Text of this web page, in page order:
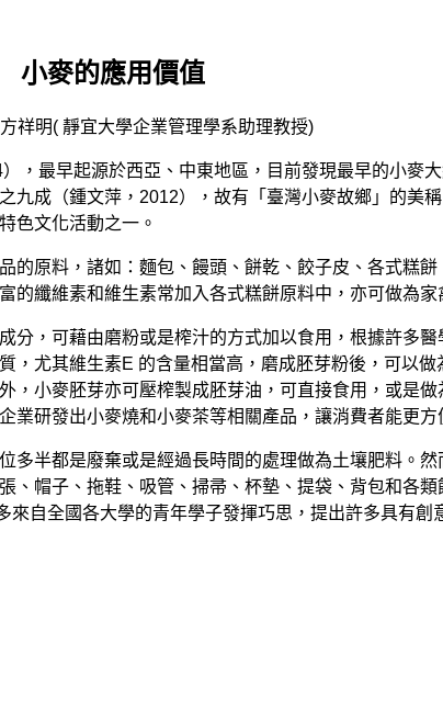
小麥的應用價值
明( 靜宜大學企業管理學系助理教授)
，最早起源於西亞、中東地區，目前發現最早的小麥
成（鍾文萍，2012），故有「臺灣小麥故鄉」的美
色文化活動之一。
原料，諸如：麵包、饅頭、餅乾、餃子皮、各式糕
纖維素和維生素常加入各式糕餅原料中，亦可做為
，可藉由磨粉或是榨汁的方式加以食用，根據許多
尤其維生素E 的含量相當高，磨成胚芽粉後，可以
小麥胚芽亦可壓榨製成胚芽油，可直接食用，或是
業研發出小麥燒和小麥茶等相關產品，讓消費者能更方
半都是廢棄或是經過長時間的處理做為土壤肥料。
帽子、拖鞋、吸管、掃帚、杯墊、提袋、背包和各
自全國各大學的青年學子發揮巧思，提出許多具有